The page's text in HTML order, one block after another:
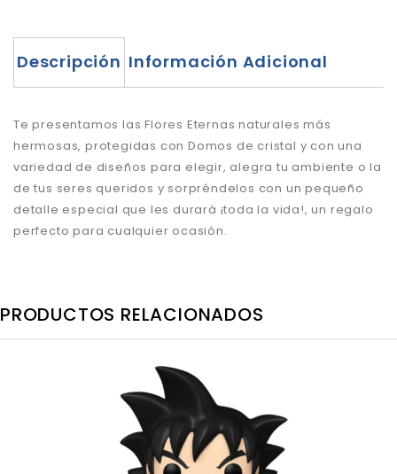
Descripción Información Adicional
Te presentamos las Flores Eternas naturales más
hermosas, protegidas con Domos de cristal y con una
variedad de diseños para elegir, alegra tu ambiente o la
de tus seres queridos y sorpréndelos con un pequeño
detalle especial que les durará ¡toda la vida!, un regalo
perfecto para cualquier ocasión.
PRODUCTOS RELACIONADOS